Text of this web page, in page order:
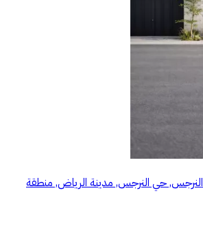
فيلا للبيع في شارع 225 النرجس, حي النرجس, مدينة الرياض, منطقة